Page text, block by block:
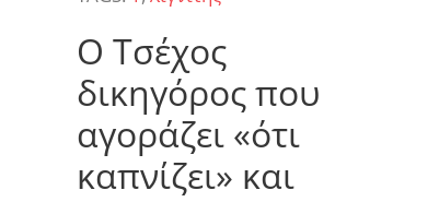
Ο Τσέχος
δικηγόρος που
αγοράζει «ότι
καπνίζει» και